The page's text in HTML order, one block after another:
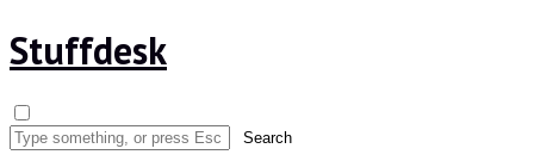
Stuffdesk